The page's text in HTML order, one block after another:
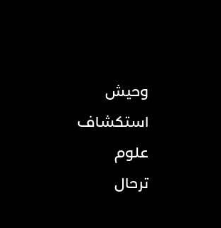
وحيش
استكشاف
علوم
ترحال